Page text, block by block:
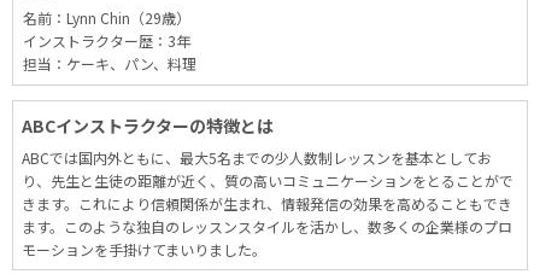
名前：Lynn Chin（29歳）
インストラクター歴：3年
担当：ケーキ、パン、料理
ABCインストラクターの特徴とは
ABCでは国内外ともに、最大5名までの少人数制レッスンを基本としてお
り、先生と生徒の距離が近く、質の高いコミュニケーションをとることがで
きます。これにより信頼関係が生まれ、情報発信の効果を高めることもでき
ます。このような独自のレッスンスタイルを活かし、数多くの企業様のプロ
モーションを手掛けてまいりました。